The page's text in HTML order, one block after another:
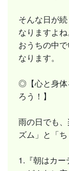
そんな日が
なりますよ
おうちの中
なります。
◎【心と身体
ろう！】
雨の日でも
ズム」と「
1.『朝はカー